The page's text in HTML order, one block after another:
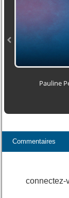
Pauline
Commentaires
connectez-